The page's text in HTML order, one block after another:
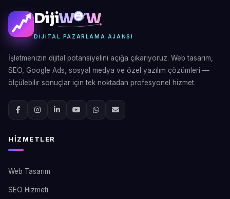
DijiW W
DIJITAL PAZARLAMA AJANSI
İşletmenizin dijital potansiyelini açığa çıkarıyoruz. Web tasarım,
SEO, Google Ads, sosyal medya ve özel yazılım çözümleri —
ölçülebilir sonuçlar için tek noktadan profesyonel hizmet.
HIZMETLER
Web Tasarım
SEO Hizmeti